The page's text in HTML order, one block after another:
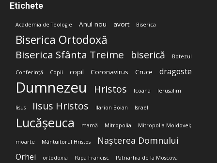
Etichete
Academia de Teologie Anul nou avort Biserica
Biserica Ortodoxă
Biserica Sfânta Treime biserică Botezul
Conferință Copii copil Coronavirus Cruce dragoste
Dumnezeu Hristos Icoana Ierusalim
Iisus Iisus Hristos Ilarion Boian Israel
Lucășeuca mamă Mitropolia Mitropolia Moldovei;
moarte Mântuitorul Hristos Nașterea Domnului
Orhei ortodoxia Papa Francisc Patriarhia de la Moscova